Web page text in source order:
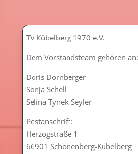
TV Kübelberg 1970 e.V.
Dem Vorstandsteam gehören an:
Doris Dornberger
Sonja Schell
Selina Tynek-Seyler
Postanschrift:
Herzogstraße 1
66901 Schönenberg-Kübelberg